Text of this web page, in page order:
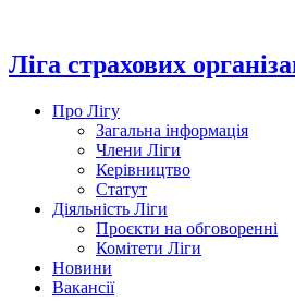
вмісту
Ліга страхових
Про Лігу
Загальна інформація
Члени Ліги
Керівництво
Статут
Діяльність Ліги
Проєкти на обговоренні
Комітети Ліги
Новини
Вакансії